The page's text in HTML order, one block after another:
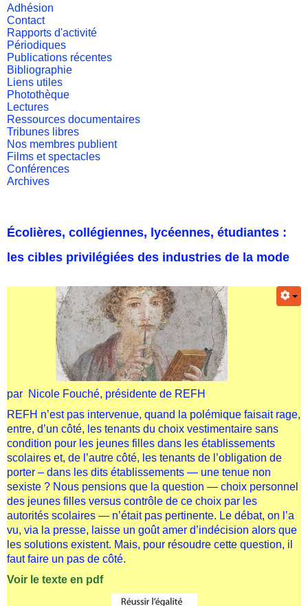
Adhésion
Contact
Rapports d'activité
Périodiques
Publications récentes
Bibliographie
Liens utiles
Photothèque
Lectures
Ressources documentaires
Tribunes libres
Nos membres publient
Films et spectacles
Conférences
Archives
Écolières, collégiennes, lycéennes, étudiantes :
les cibles privilégiées des industries de la mode
par Nicole Fouché, présidente de REFH
REFH n’est pas intervenue, quand la polémique faisait rage,
entre, d’un côté, les tenants du choix vestimentaire sans
condition pour les jeunes filles dans les établissements
scolaires et, de l’autre côté, les tenants de l’obligation de
porter – dans les dits établissements — une tenue non
sexiste ? Nous pensions que la question — choix personnel
des jeunes filles versus contrôle de ce choix par les
autorités scolaires — n’était pas pertinente. Le débat, on l’a
vu, via la presse, laisse un goût amer d’indécision alors que
les solutions existent. Mais, pour résoudre cette question, il
faut faire un pas de côté.
Voir le texte en pdf